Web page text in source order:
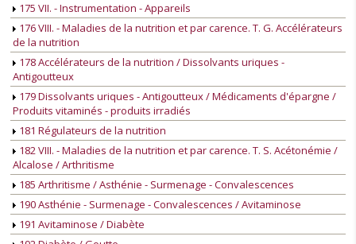
175 VII. - Instrumentation - Appareils
176 VIII. - Maladies de la nutrition et par carence. T. G. Accélérateurs
de la nutrition
178 Accélérateurs de la nutrition / Dissolvants uriques -
Antigoutteux
179 Dissolvants uriques - Antigoutteux / Médicaments d'épargne /
Produits vitaminés - produits irradiés
181 Régulateurs de la nutrition
182 VIII. - Maladies de la nutrition et par carence. T. S. Acétonémie /
Alcalose / Arthritisme
185 Arthritisme / Asthénie - Surmenage - Convalescences
190 Asthénie - Surmenage - Convalescences / Avitaminose
191 Avitaminose / Diabète